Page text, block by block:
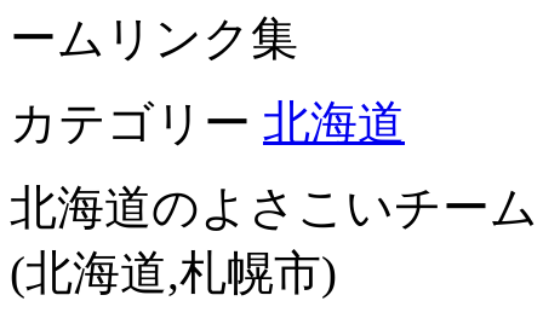
ームリンク集
カテゴリー 北海道
北海道のよさこいチーム
(北海道,札幌市)